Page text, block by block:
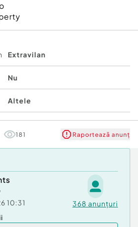
Extravilan
Nu
Altele
181 Raportează anunț
10:31 368 anunțuri